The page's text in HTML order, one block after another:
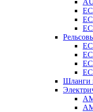
Шланги